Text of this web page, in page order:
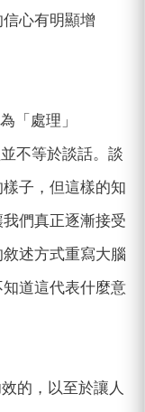
心有明顯增
「處理」
不等於談話。談
子，但這樣的知
們真正逐漸接受
述方式重寫大腦
道這代表什麼意
的，以至於讓人